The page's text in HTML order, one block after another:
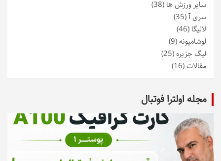
سایر ورزش ها (38)
سری آ(35)
لالیگا (46)
لوشامپونه(9)
لیگ جزیره(25)
مقالات(16)
مجله اولترا فوتبال